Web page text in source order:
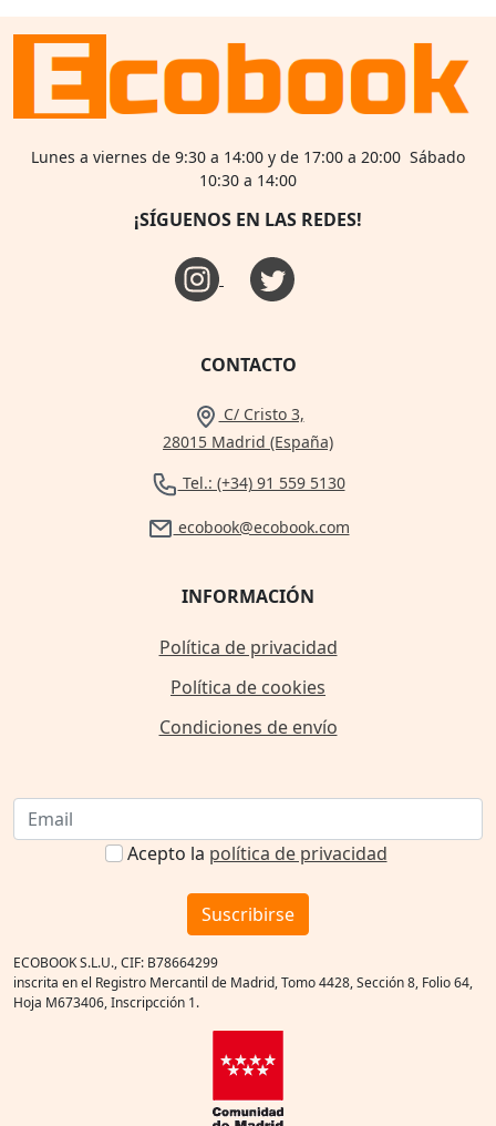
Lunes a viernes de 9:30 a 14:00 y de 17:00 a 20:00 Sábado
10:30 a 14:00
¡SÍGUENOS EN LAS REDES!
CONTACTO
C/ Cristo 3,
28015 Madrid (España)
Tel.: (+34) 91 559 5130
ecobook@ecobook.com
INFORMACIÓN
Política de privacidad
Política de cookies
Condiciones de envío
Acepto la política de privacidad
Suscribirse
ECOBOOK S.L.U., CIF: B78664299
inscrita en el Registro Mercantil de Madrid, Tomo 4428, Sección 8, Folio 64,
Hoja M673406, Inscripcción 1.